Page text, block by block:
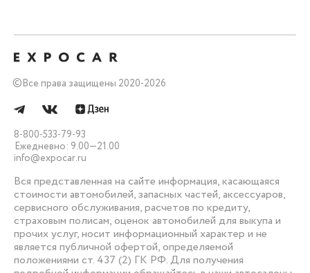
©Все права защищены 2020-2026
8-800-533-79-93
Ежедневно: 9.00—21.00
info@expocar.ru
Вся представленная на сайте информация, касающаяся
стоимости автомобилей, запасных частей, аксессуаров,
сервисного обслуживания, расчетов по кредиту,
страховым полисам, оценок автомобилей для выкупа и
прочих услуг, носит информационный характер и не
является публичной офертой, определяемой
положениями ст. 437 (2) ГК РФ. Для получения